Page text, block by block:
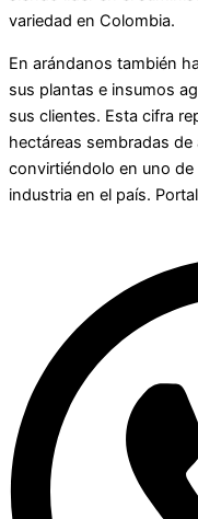
variedad en Colombia.
En arándanos también
sus plantas e insumos
sus clientes. Esta cifra
hectáreas sembradas
convirtiéndolo en uno
industria en el país.